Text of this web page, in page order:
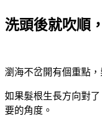
洗頭後就吹順
瀏海不岔開有個重點，
如果髮根生長方向對
要的角度。